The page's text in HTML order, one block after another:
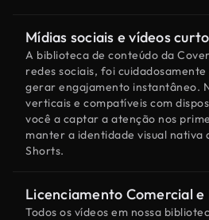
Mídias sociais e vídeos
A biblioteca de conteúdo da
redes sociais, foi
gerar engajamento instantâneo.
verticais e compatíveis com
você a captar a atenção nos
manter a identidade visual nativa
Shorts.
Licenciamento Comercial e
Todos os vídeos em nossa